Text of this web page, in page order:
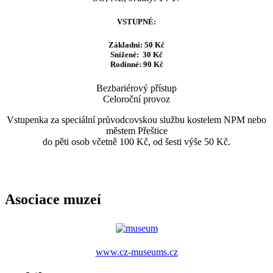
VSTUPNÉ:
Základní: 50 Kč
Snížené: 30 Kč
Rodinné: 90 Kč
Bezbariérový přístup
Celoroční provoz
Vstupenka za speciální průvodcovskou službu kostelem NPM nebo
městem Přeštice
do pěti osob včetně 100 Kč, od šesti výše 50 Kč.
Asociace muzeí
www.cz-museums.cz